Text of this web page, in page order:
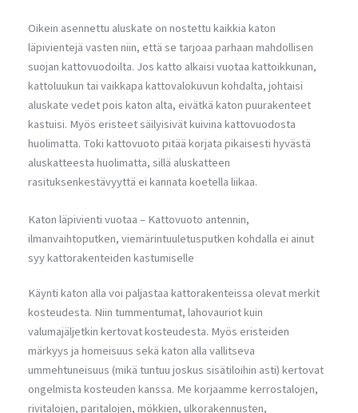
Oikein asennettu aluskate on nostettu kaikkia katon
läpivientejä vasten niin, että se tarjoaa parhaan mahdollisen
suojan kattovuodoilta. Jos katto alkaisi vuotaa kattoikkunan,
kattoluukun tai vaikkapa kattovalokuvun kohdalta, johtaisi
aluskate vedet pois katon alta, eivätkä katon puurakenteet
kastuisi. Myös eristeet säilyisivät kuivina kattovuodosta
huolimatta. Toki kattovuoto pitää korjata pikaisesti hyvästä
aluskatteesta huolimatta, sillä aluskatteen
rasituksenkestävyyttä ei kannata koetella liikaa.
Katon läpivienti vuotaa – Kattovuoto antennin,
ilmanvaihtoputken, viemärintuuletusputken kohdalla ei ainut
syy kattorakenteiden kastumiselle
Käynti katon alla voi paljastaa kattorakenteissa olevat merkit
kosteudesta. Niin tummentumat, lahovauriot kuin
valumajäljetkin kertovat kosteudesta. Myös eristeiden
märkyys ja homeisuus sekä katon alla vallitseva
ummehtuneisuus (mikä tuntuu joskus sisätiloihin asti) kertovat
ongelmista kosteuden kanssa. Me korjaamme kerrostalojen,
rivitalojen, paritalojen, mökkien, ulkorakennusten,